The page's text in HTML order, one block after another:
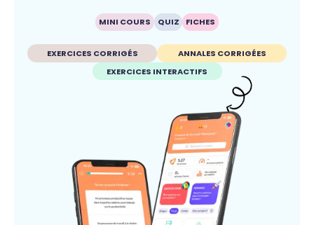
MINI COURS QUIZ FICHES
EXERCICES CORRIGÉS
ANNALES CORRIGÉES
EXERCICES INTERACTIFS